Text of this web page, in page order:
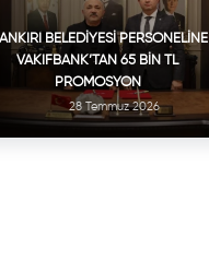
BELEDIYESI PERSONELINE
VAKIFBANK’TAN 65 BIN TL
PROMOSYON
28 Temmuz 2026